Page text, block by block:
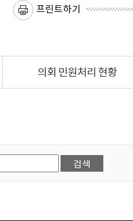
프린트하기
의회 민원처리 현황